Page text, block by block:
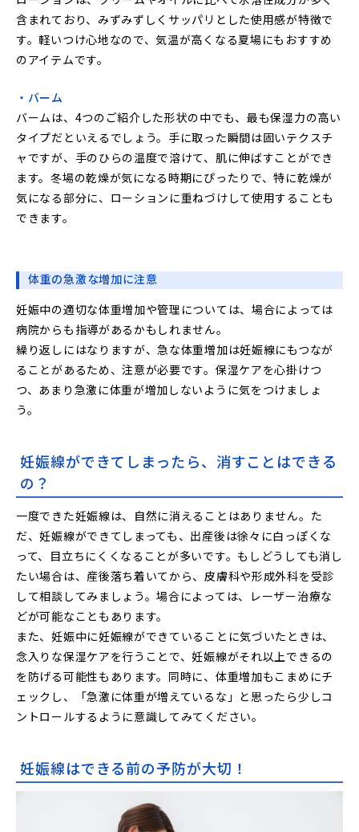
含まれており、みずみずしくサッパリとした使用感が特徴で
す。軽いつけ心地なので、気温が高くなる夏場にもおすすめ
のアイテムです。
・バーム
バームは、4つのご紹介した形状の中でも、最も保湿力の高い
タイプだといえるでしょう。手に取った瞬間は固いテクスチ
ャですが、手のひらの温度で溶けて、肌に伸ばすことができ
ます。冬場の乾燥が気になる時期にぴったりで、特に乾燥が
気になる部分に、ローションに重ねづけして使用することも
できます。
体重の急激な増加に注意
妊娠中の適切な体重増加や管理については、場合によっては
病院からも指導があるかもしれません。
繰り返しにはなりますが、急な体重増加は妊娠線にもつなが
ることがあるため、注意が必要です。保湿ケアを心掛けつ
つ、あまり急激に体重が増加しないように気をつけましょ
う。
妊娠線ができてしまったら、消すことはできる
の？
一度できた妊娠線は、自然に消えることはありません。た
だ、妊娠線ができてしまっても、出産後は徐々に白っぽくな
って、目立ちにくくなることが多いです。もしどうしても消し
たい場合は、産後落ち着いてから、皮膚科や形成外科を受診
して相談してみましょう。場合によっては、レーザー治療な
どが可能なこともあります。
また、妊娠中に妊娠線ができていることに気づいたときは、
念入りな保湿ケアを行うことで、妊娠線がそれ以上できるの
を防げる可能性もあります。同時に、体重増加もこまめにチ
ェックし、「急激に体重が増えているな」と思ったら少しコ
ントロールするように意識してみてください。
妊娠線はできる前の予防が大切！